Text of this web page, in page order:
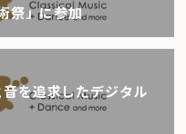
祭」に参加
を追求したデジタル